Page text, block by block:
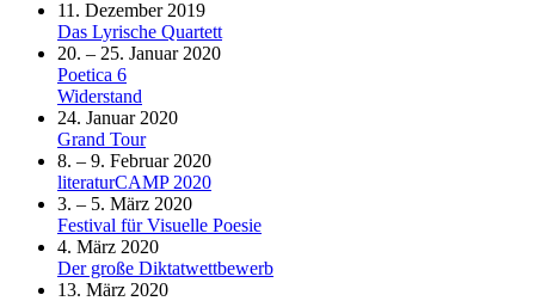
11. Dezember 2019
Das Lyrische Quartett
20. – 25. Januar 2020
Poetica 6
Widerstand
24. Januar 2020
Grand Tour
8. – 9. Februar 2020
literaturCAMP 2020
3. – 5. März 2020
Festival für Visuelle Poesie
4. März 2020
Der große Diktatwettbewerb
13. März 2020